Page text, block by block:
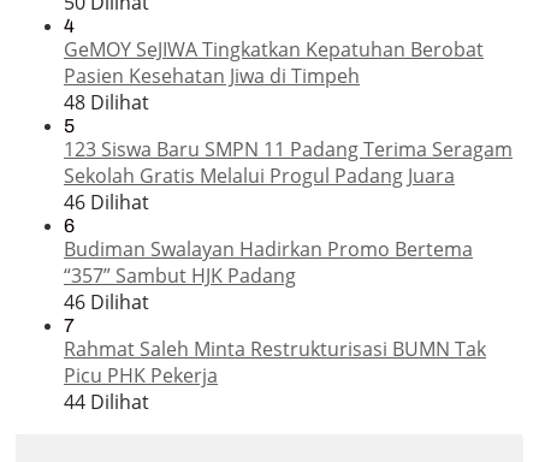
4
GeMOY SeJIWA Tingkatkan Kepatuhan Berobat
Pasien Kesehatan Jiwa di Timpeh
48 Dilihat
5
123 Siswa Baru SMPN 11 Padang Terima Seragam
Sekolah Gratis Melalui Progul Padang Juara
46 Dilihat
6
Budiman Swalayan Hadirkan Promo Bertema
“357” Sambut HJK Padang
46 Dilihat
7
Rahmat Saleh Minta Restrukturisasi BUMN Tak
Picu PHK Pekerja
44 Dilihat